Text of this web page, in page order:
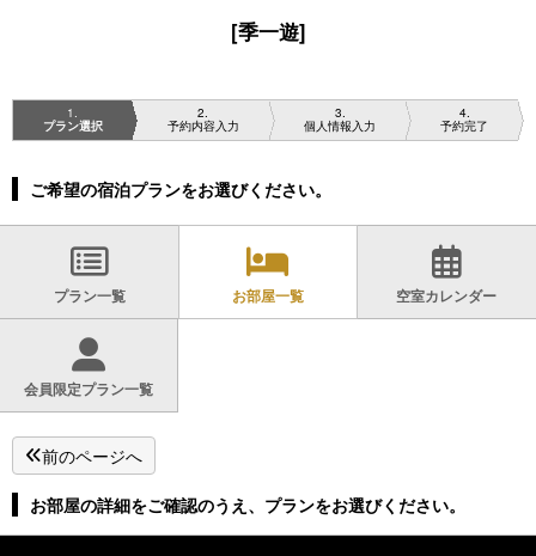
[季一遊]
1
プラン選択
2
予約内容入力
3
個人情報入力
4
予約完了
ご希望の宿泊プランをお選びください。
プラン一覧 お部屋一覧 空室カレンダー
会員限定プラン一覧
前のページへ
お部屋の詳細をご確認のうえ、プランをお選びください。